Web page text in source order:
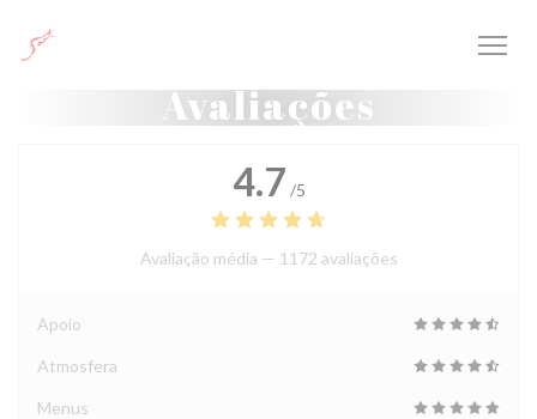
Avaliações
4.7 /5
Avaliação média — 1172 avaliações
Apoio
Atmosfera
Menus